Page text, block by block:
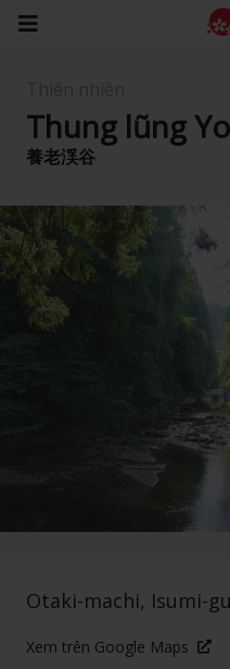
Thung lũng
養老渓谷
Otaki-machi, Isumi-
Xem trên Google Maps